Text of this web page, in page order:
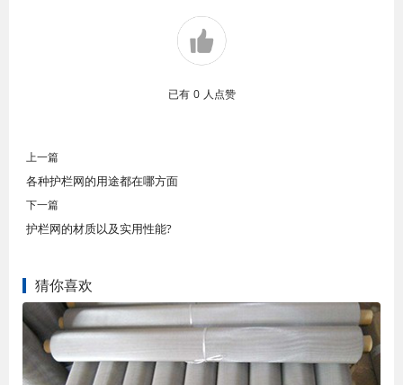
已有 0 人点赞
上一篇
各种护栏网的用途都在哪方面
下一篇
护栏网的材质以及实用性能?
猜你喜欢